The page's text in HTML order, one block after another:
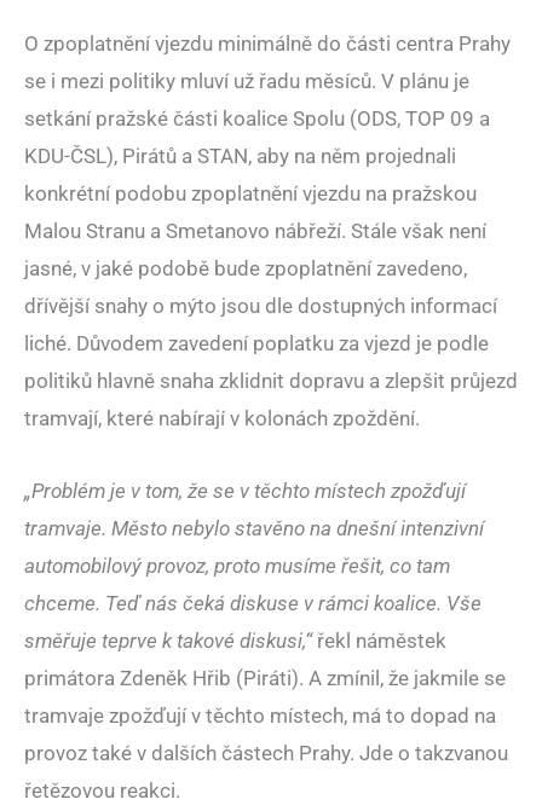
O zpoplatnění vjezdu minimálně do části centra Prahy
se i mezi politiky mluví už řadu měsíců. V plánu je
setkání pražské části koalice Spolu (ODS, TOP 09 a
KDU-ČSL), Pirátů a STAN, aby na něm projednali
konkrétní podobu zpoplatnění vjezdu na pražskou
Malou Stranu a Smetanovo nábřeží. Stále však není
jasné, v jaké podobě bude zpoplatnění zavedeno,
dřívější snahy o mýto jsou dle dostupných informací
liché. Důvodem zavedení poplatku za vjezd je podle
politiků hlavně snaha zklidnit dopravu a zlepšit průjezd
tramvají, které nabírají v kolonách zpoždění.
„Problém je v tom, že se v těchto místech zpožďují
tramvaje. Město nebylo stavěno na dnešní intenzivní
automobilový provoz, proto musíme řešit, co tam
chceme. Teď nás čeká diskuse v rámci koalice. Vše
směřuje teprve k takové diskusi,“řekl náměstek
primátora Zdeněk Hřib (Piráti). A zmínil, že jakmile se
tramvaje zpožďují v těchto místech, má to dopad na
provoz také v dalších částech Prahy. Jde o takzvanou
řetězovou reakci.